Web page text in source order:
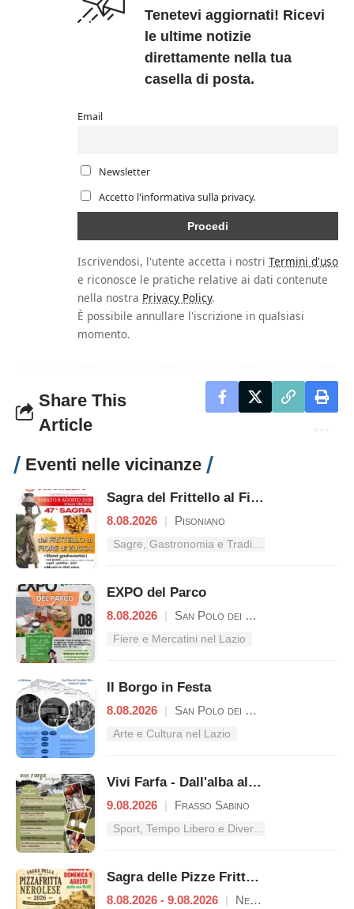
Tenetevi aggiornati! Ricevi
le ultime notizie
direttamente nella tua
casella di posta.
Email
Newsletter
Accetto l'informativa sulla privacy.
Iscrivendosi, l'utente accetta i nostri Termini d'uso
e riconosce le pratiche relative ai dati contenute
nella nostra Privacy Policy.
È possibile annullare l'iscrizione in qualsiasi
momento.
Share This
Article
Eventi nelle vicinanze
Sagra del Frittello al Fiore di Zucca
8.08.2026 | Pisoniano
EXPO del Parco
8.08.2026 | San Polo dei Cavalieri
Fiere e Mercatini nel Lazio
Il Borgo in Festa
8.08.2026 | San Polo dei Cavalieri
Arte e Cultura nel Lazio
Vivi Farfa - Dall'alba al tramonto
9.08.2026 | Frasso Sabino
Sagra delle Pizze Fritte Nerolesi
8.08.2026 - 9.08.2026 | Nerola